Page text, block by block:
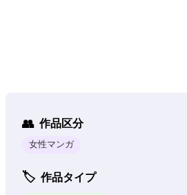
作品区分
女性マンガ
作品タイプ